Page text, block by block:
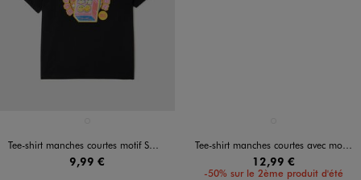
Tee-shirt manches courtes motif Smiley fille - Smiley World
9,99 €
Tee-shirt manches courtes avec motif manga fille - Kuromi
12,99 €
-50% sur le 2ème produit d'été